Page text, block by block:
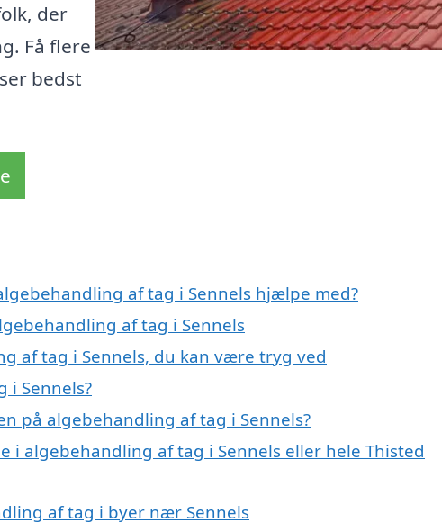
der
Få flere
bedst
af tag i Sennels hjælpe med?
af tag i Sennels
af tag i Sennels, du kan være tryg ved
i Sennels?
på algebehandling af tag i Sennels?
i algebehandling af tag i Sennels eller hele Thisted
af tag i byer nær Sennels